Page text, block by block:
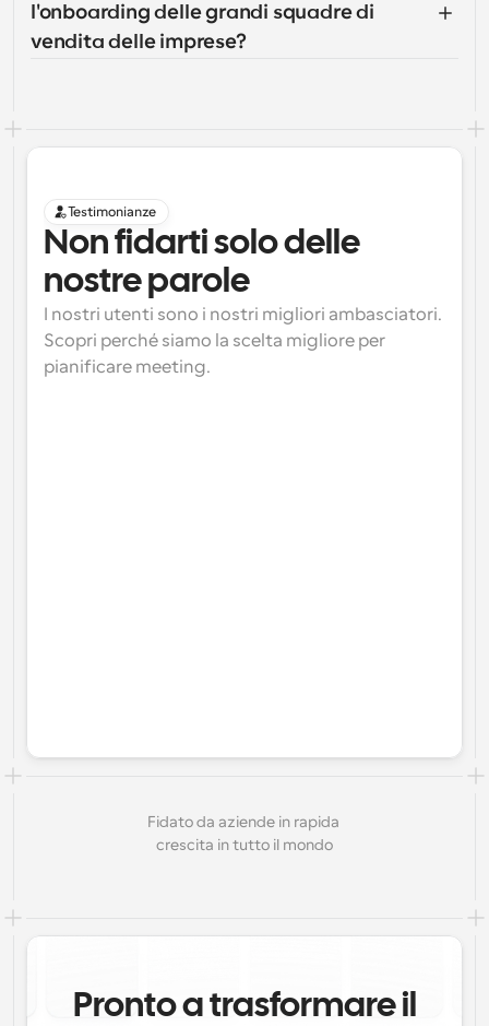
l'onboarding delle grandi squadre di
vendita delle imprese?
Testimonianze
Non fidarti solo delle
nostre parole
I nostri utenti sono i nostri migliori ambasciatori.
Scopri perché siamo la scelta migliore per
pianificare meeting.
Fidato da aziende in rapida
crescita in tutto il mondo
Pronto a trasformare il